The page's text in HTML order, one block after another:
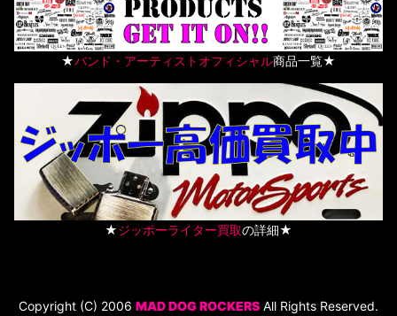
★バンド・アーティストオフィシャル商品一覧★
★ジッポーライター買取の詳細★
Copyright (C) 2006 MAD DOG ROCKERS All Rights Reserved.